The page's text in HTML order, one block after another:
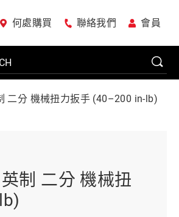
何處購買 聯絡我們 會員
具
二分 機械扭力扳手 (40–200 in-lb)
制 二分 機械扭